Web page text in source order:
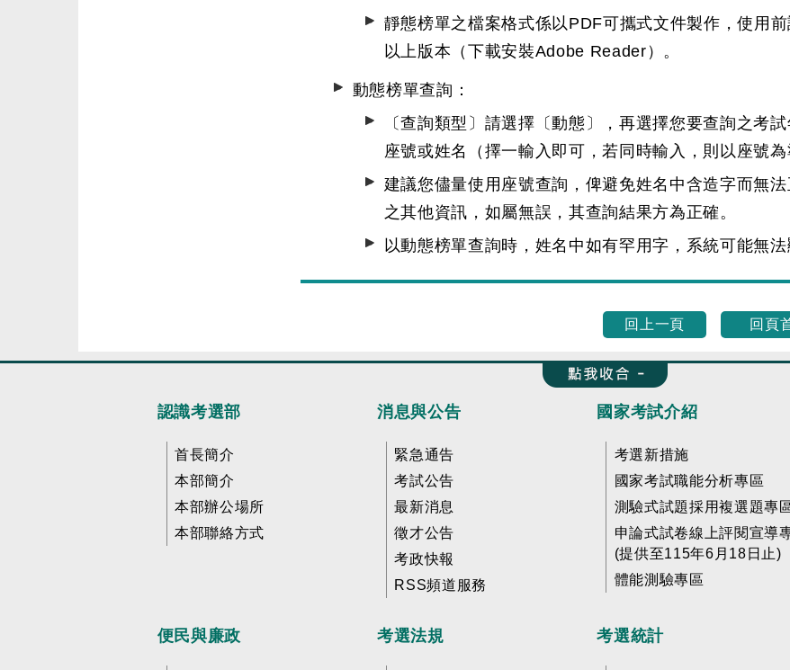
靜態榜單之檔案格式係以PDF可攜式文件製作，使用
以上版本（下載安裝Adobe Reader ）。
動態榜單查詢：
〔查詢類型〕請選擇〔動態〕，再選擇您要查詢之考
座號或姓名（擇一輸入即可，若同時輸入，則以座號為
建議您儘量使用座號查詢，俾避免姓名中含造字而無
之其他資訊，如屬無誤，其查詢結果方為正確。
以動態榜單查詢時，姓名中如有罕用字，系統可能無法
回上一頁
回頁
收合 FatFooter
認識考選部
首長簡介
本部簡介
本部辦公場所
本部聯絡方式
消息與公告
緊急通告
考試公告
最新消息
徵才公告
考政快報
RSS頻道服務
國家考試介紹
考選新措施
國家考試職能分析專區
測驗式試題採用複選題專
申論式試卷線上評閱宣導
(提供至115年6月18日止)
體能測驗專區
便民與廉政 考選法規 考選統計